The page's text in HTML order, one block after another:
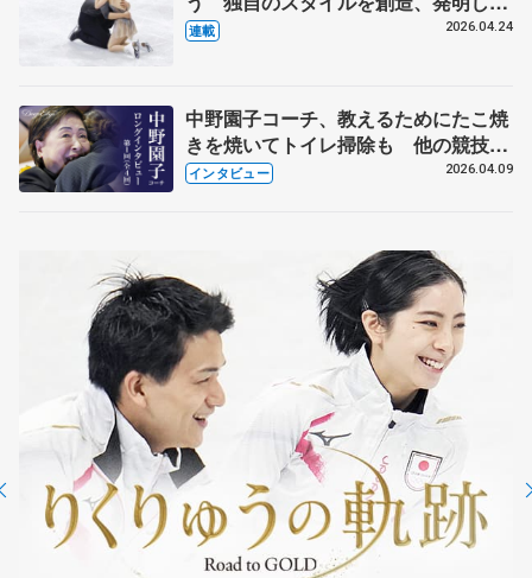
【引退発表後②】
連載 2026.04.24
中野園子コーチ、教えるためにたこ焼
きを焼いてトイレ掃除も 他の競技に
も通用するという坂本花織の筋肉
インタビュー 2026.04.09